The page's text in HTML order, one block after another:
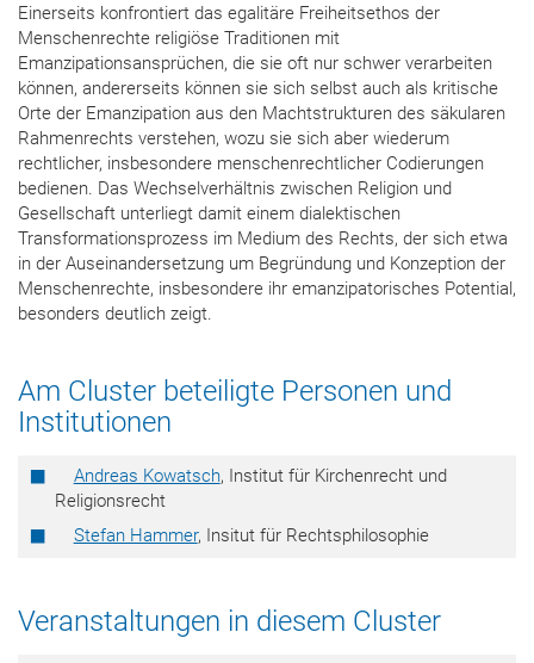
Einerseits konfrontiert das egalitäre Freiheitsethos der
Menschenrechte religiöse Traditionen mit
Emanzipationsansprüchen, die sie oft nur schwer verarbeiten
können, andererseits können sie sich selbst auch als kritische
Orte der Emanzipation aus den Machtstrukturen des säkularen
Rahmenrechts verstehen, wozu sie sich aber wiederum
rechtlicher, insbesondere menschenrechtlicher Codierungen
bedienen. Das Wechselverhältnis zwischen Religion und
Gesellschaft unterliegt damit einem dialektischen
Transformationsprozess im Medium des Rechts, der sich etwa
in der Auseinandersetzung um Begründung und Konzeption der
Menschenrechte, insbesondere ihr emanzipatorisches Potential,
besonders deutlich zeigt.
Am Cluster beteiligte Personen und
Institutionen
Andreas Kowatsch, Institut für Kirchenrecht und
Religionsrecht
Stefan Hammer, Insitut für Rechtsphilosophie
Veranstaltungen in diesem Cluster